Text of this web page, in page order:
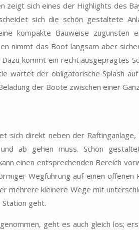
zeigt sich eines der Highlights des
sich die schön gestaltete
kompakte Bauweise zugunsten
nimmt das Boot langsam aber
kommt ein recht ausgeprägtes
wartet der obligatorische Splash
der Boote zwischen einer
sich direkt neben der
ab gehen muss. Schön
einen entsprechenden Bereich
Wegführung auf einen
mehrere kleinere Wege mit
geht.
geht es auch gleich los;